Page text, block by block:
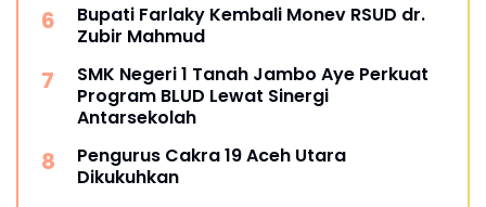
Bupati Farlaky Kembali Monev RSUD dr.
Zubir Mahmud
SMK Negeri 1 Tanah Jambo Aye Perkuat
Program BLUD Lewat Sinergi
Antarsekolah
Pengurus Cakra 19 Aceh Utara
Dikukuhkan